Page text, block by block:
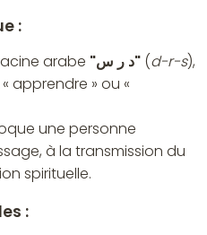
:
arabe "د ر س" (d-r-s),
apprendre » ou «
une personne
à la transmission du
spirituelle.
: